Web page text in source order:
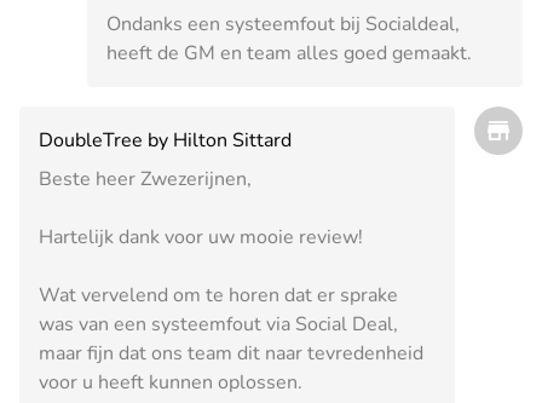
Ondanks een systeemfout bij Socialdeal,
heeft de GM en team alles goed gemaakt.
DoubleTree by Hilton Sittard
Beste heer Zwezerijnen,
Hartelijk dank voor uw mooie review!
Wat vervelend om te horen dat er sprake
was van een systeemfout via Social Deal,
maar fijn dat ons team dit naar tevredenheid
voor u heeft kunnen oplossen.